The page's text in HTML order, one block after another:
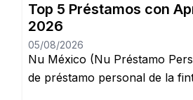
Top 5 Préstamos con
2026
05/08/2026
Nu México (Nu Préstamo
de préstamo personal de la